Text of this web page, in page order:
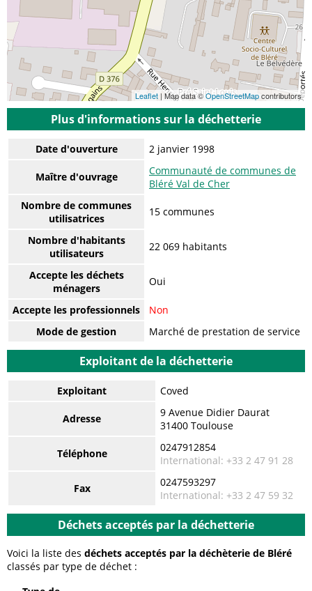
Leaflet | Map data ©OpenStreetMapcontributors
Plus d'informations sur la déchetterie
Date d'ouverture 2 janvier 1998
Maître d'ouvrage
Communauté de communes de
Bléré Val de Cher
Nombre de communes
utilisatrices
15 communes
Nombre d'habitants
utilisateurs
22 069 habitants
Accepte les déchets
ménagers
Oui
Accepte les professionnels
Non
Mode de gestion
Marché de prestation de service
Exploitant de la déchetterie
Exploitant Coved
Adresse
9 Avenue Didier Daurat
31400 Toulouse
Téléphone
0247912854
International: +33 2 47 91 28
Fax
0247593297
International: +33 2 47 59 32
Déchets acceptés par la déchetterie
Voici la liste des déchets acceptés par la déchèterie de Bléré
classés par type de déchet :